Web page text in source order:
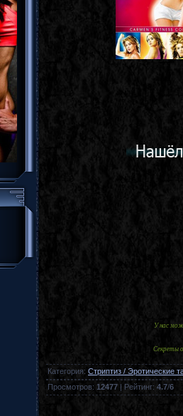
У нас
Секреты
Категория: Стриптиз / Эротические
Просмотров: 12477 | Рейтинг: 4.7/6